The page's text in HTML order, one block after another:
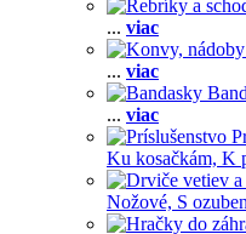
... viac
... viac
... viac
Ku kosačkám, K
Nožové, S